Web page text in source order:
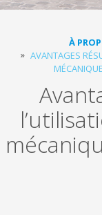
À
AVANTAGES